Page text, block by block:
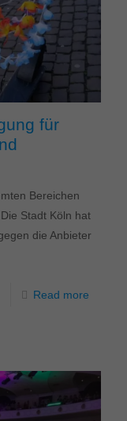
für
Bereichen
Stadt Köln hat
die Anbieter
Read more